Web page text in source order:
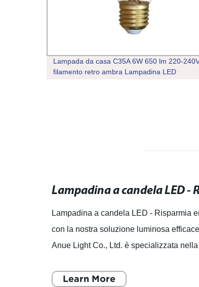
Lampada da casa C35A 6W 650 lm 220-
filamento retro ambra Lampadina LED
Lampadina a candela LED - Risparmia
con la nostra soluzione luminosa
Anue Light Co., Ltd. è specializzata nella
commercializzaz
Learn More